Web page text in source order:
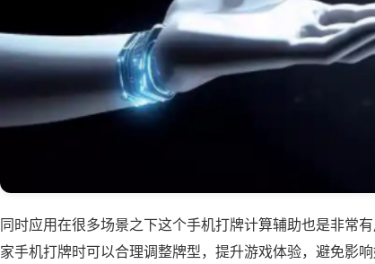
同时应用在很多场景之下这个手机打牌计算辅助也是非常
家手机打牌时可以合理调整牌型，提升游戏体验，避免影响